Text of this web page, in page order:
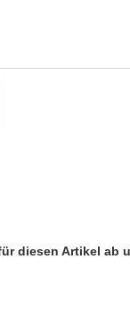
diesen Artikel